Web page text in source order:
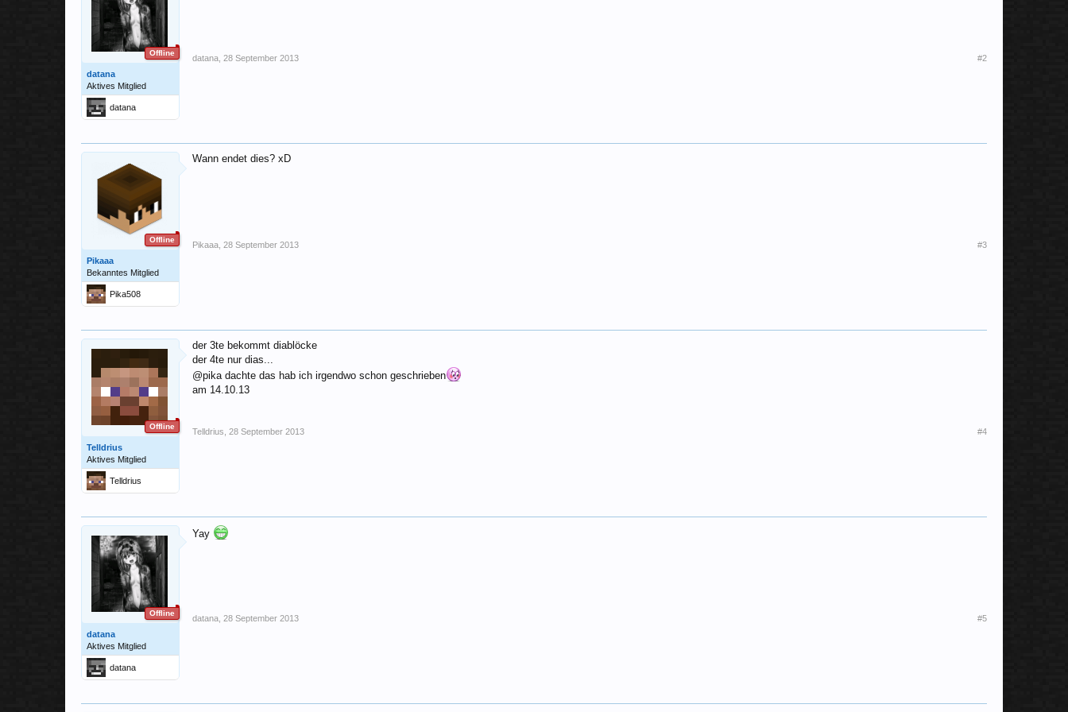
Offline
datana
Aktives Mitglied
datana
datana 28 September 2013 #2
Offline
Pikaaa
Bekanntes Mitglied
Pika508
Wann endet dies? xD
Pikaaa 28 September 2013 #3
Offline
Telldrius
Aktives Mitglied
Telldrius
der 3te bekommt diablöcke
der 4te nur dias...
@pika dachte das hab ich irgendwo schon geschrieben
am 14.10.13
Telldrius 28 September 2013 #4
Offline
datana
Aktives Mitglied
datana
Yay
datana 28 September 2013 #5